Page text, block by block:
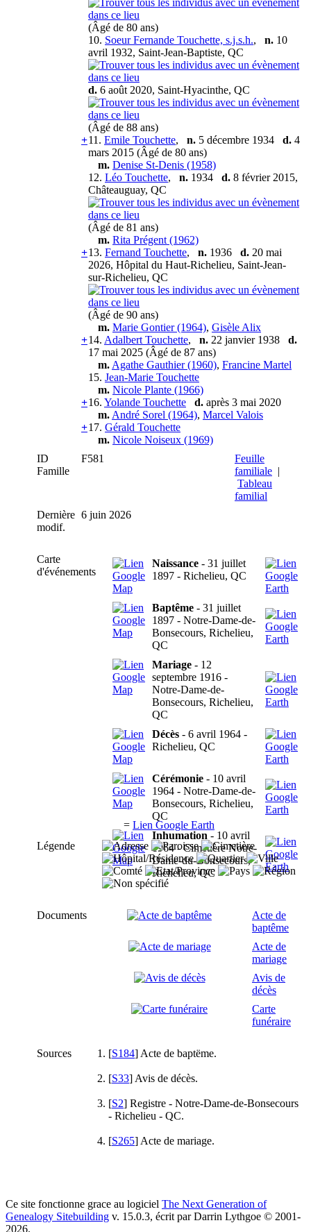
(Âgé de 80 ans)
10. Soeur Fernande Touchette, s.j.s.h., n. 10
avril 1932, Saint-Jean-Baptiste, QC
d. 6 août 2020, Saint-Hyacinthe, QC
(Âgé de 88 ans)
+11. Emile Touchette, n. 5 décembre 1934 d. 4
mars 2015 (Âgé de 80 ans)
m. Denise St-Denis (1958)
12. Léo Touchette, n. 1934 d. 8 février 2015,
Châteauguay, QC
(Âgé de 81 ans)
m. Rita Prégent (1962)
+13. Fernand Touchette, n. 1936 d. 20 mai
2026, Hôpital du Haut-Richelieu, Saint-Jean-
sur-Richelieu, QC
(Âgé de 90 ans)
m. Marie Gontier (1964), Gisèle Alix
+14. Adalbert Touchette, n. 22 janvier 1938 d.
17 mai 2025 (Âgé de 87 ans)
m. Agathe Gauthier (1960), Francine Martel
15. Jean-Marie Touchette
m. Nicole Plante (1966)
+16. Yolande Touchette d. après 3 mai 2020
m. André Sorel (1964), Marcel Valois
+17. Gérald Touchette
m. Nicole Noiseux (1969)
ID
Famille
F581
Feuille
familiale |
Tableau
familial
Dernière
modif.
6 juin 2026
Carte
d'événements
Naissance - 31 juillet
1897 - Richelieu, QC
Baptême - 31 juillet
1897 - Notre-Dame-de-
Bonsecours, Richelieu,
QC
Mariage - 12
septembre 1916 -
Notre-Dame-de-
Bonsecours, Richelieu,
QC
Décès - 6 avril 1964 -
Richelieu, QC
Cérémonie - 10 avril
1964 - Notre-Dame-de-
Bonsecours, Richelieu,
QC
Inhumation - 10 avril
1964 - Cimetière Notre-
Dame-du-Bonsecours,
Richelieu, QC
= Lien Google Earth
Légende
Documents
Acte de
baptême
Acte de
mariage
Avis de
décès
Carte
funéraire
Sources [S184] Acte de baptëme.
[S33] Avis de décès.
[S2] Registre - Notre-Dame-de-Bonsecours
- Richelieu - QC.
[S265] Acte de mariage.
Ce site fonctionne grace au logiciel The Next Generation of
Genealogy Sitebuilding v. 15.0.3, écrit par Darrin Lythgoe © 2001-
2026.